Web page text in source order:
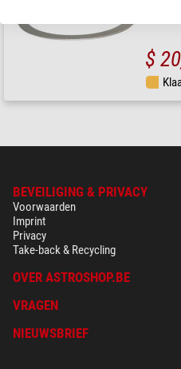
$
BEVEILIGING & PRIVACY
Voorwaarden
Imprint
Privacy
Take-back & Recycling
OVER ASTROSHOP.BE
VRAGEN
NIEUWSBRIEF